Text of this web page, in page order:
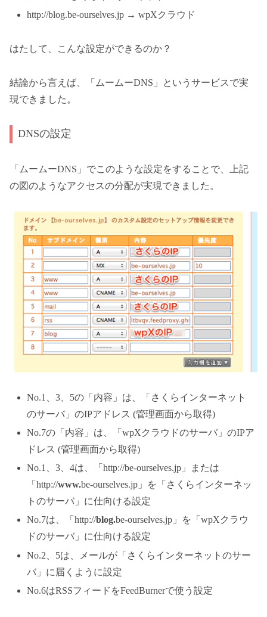
http://blog.be-ourselves.jp → wpXクラウド
はたして、こんな設定ができるのか？
結論から言えば、「ムームーDNS」というサービスで実
現できました。
DNSの設定
「ムームーDNS」でこのような設定をすることで、上記
の図のようなアクセスの分配が実現できました。
No.1、3、5の「内容」は、「さくらインターネット
のサーバ」のIPアドレス (管理画面から取得)
No.7の「内容」は、「wpXクラウドのサーバ」のIPア
ドレス (管理画面から取得)
No.1、3、4は、「http://be-ourselves.jp」または
「http://www.be-ourselves.jp」を「さくらインターネッ
トのサーバ」に仕向ける設定
No.7は、「http://blog.be-ourselves.jp」を「wpXクラウ
ドのサーバ」に仕向ける設定
No.2、5は、メールが「さくらインターネットのサー
バ」に届くように設定
No.6はRSSフィードをFeedBurnerで使う設定